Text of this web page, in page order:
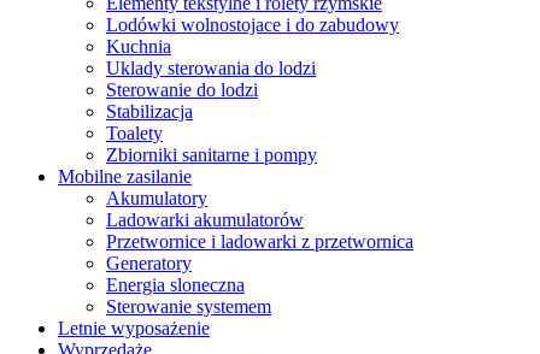
Lodówki wolnostojace i do zabudowy
Kuchnia
Uklady sterowania do lodzi
Sterowanie do lodzi
Stabilizacja
Toalety
Zbiorniki sanitarne i pompy
Mobilne zasilanie
Akumulatory
Ladowarki akumulatorów
Przetwornice i ladowarki z przetwornica
Generatory
Energia sloneczna
Sterowanie systemem
Letnie wyposażenie